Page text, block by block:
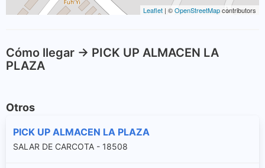
Leaflet | ©OpenStreetMapcontributors
Cómo llegar -> PICK UP ALMACEN LA
PLAZA
Otros
PICK UP ALMACEN LA PLAZA
SALAR DE CARCOTA - 18508